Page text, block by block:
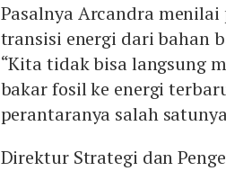
Pasalnya Arcandra
transisi energi dari bahan
“Kita tidak bisa langsung
bakar fosil ke energi
perantaranya salah
Direktur Strategi dan